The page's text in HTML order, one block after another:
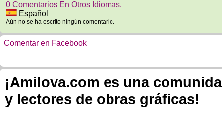
0 Comentarios En Otros Idiomas.
Español
Aún no se ha escrito ningún comentario.
Comentar en Facebook
¡Amilova.com es una
y lectores de obras gráficas!